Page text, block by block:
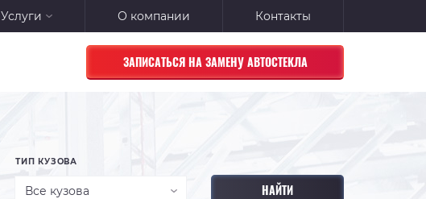
Услуги О компании Контакты
ЗАПИСАТЬСЯ НА ЗАМЕНУ АВТОСТЕКЛА
ТИП КУЗОВА
Все кузова